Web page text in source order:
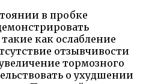
в пробке
как ослабление
отзывчивости
тормозного
о ухудшении